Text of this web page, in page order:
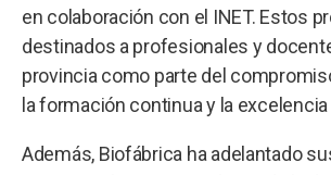
en colaboración con el INET. Estos
destinados a profesionales y
provincia como parte del
la formación continua y la
Además, Biofábrica ha adelantado